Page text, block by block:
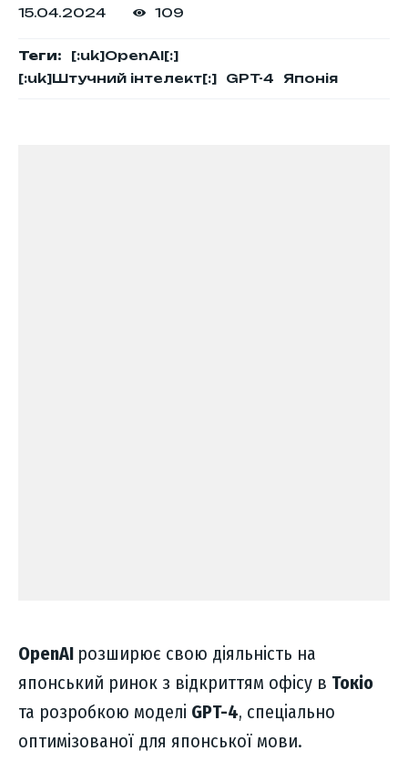
15.04.2024 109
Теги:
[:uk]OpenAI[:]
[:uk]Штучний інтелект[:]
GPT-4 Японія
OpenAI розширює свою діяльність на
японський ринок з відкриттям офісу в Токіо
та розробкою моделі GPT-4, спеціально
оптимізованої для японської мови.